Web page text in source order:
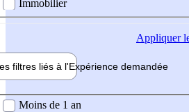
Immobilier
Appliquer
filtres liés à l'Expérience demandée
demandée
Moins de 1 an